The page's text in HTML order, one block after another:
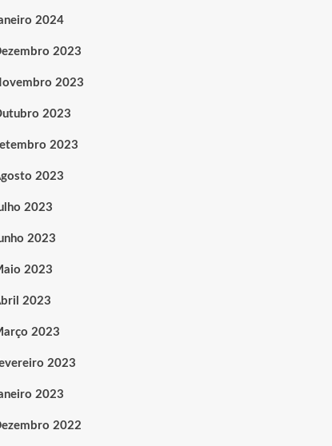
2024
2023
2023
2023
2023
2023
2023
2023
2023
2023
2023
2023
2023
2022